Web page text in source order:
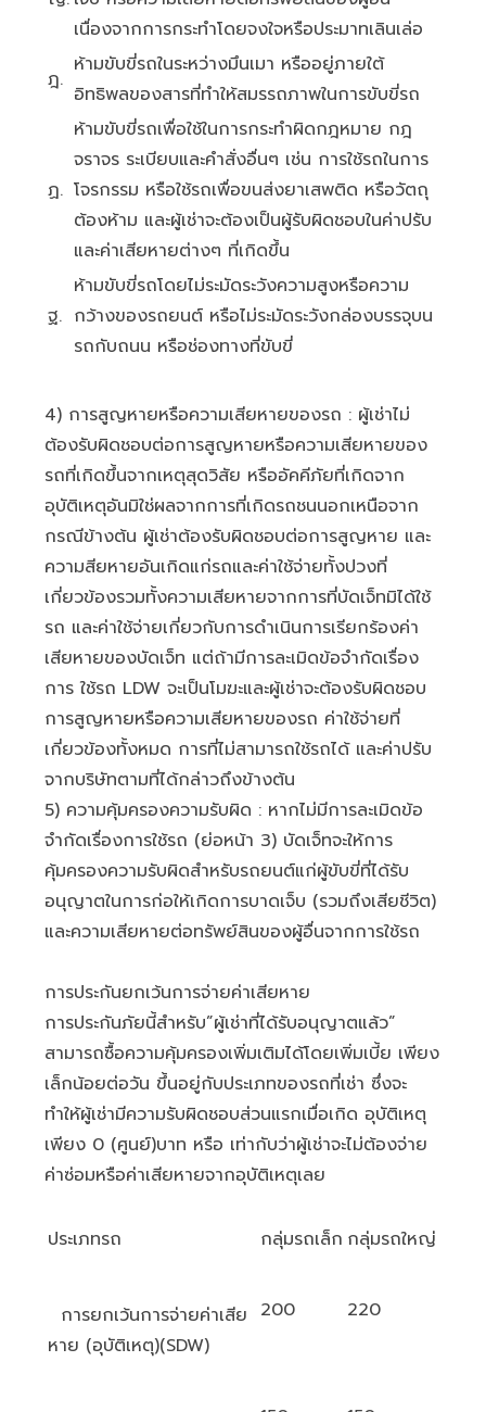
เนื่องจากการกระทำโดยจงใจหรือประมาทเลินเล่อ
ฎ.
ห้ามขับขี่รถในระหว่างมึนเมา หรืออยู่ภายใต้
อิทธิพลของสารที่ทำให้สมรรถภาพในการขับขี่รถ
ฏ.
ห้ามขับขี่รถเพื่อใช้ในการกระทำผิดกฎหมาย กฎ
จราจร ระเบียบและคำสั่งอื่นๆ เช่น การใช้รถในการ
โจรกรรม หรือใช้รถเพื่อขนส่งยาเสพติด หรือวัตถุ
ต้องห้าม และผู้เช่าจะต้องเป็นผู้รับผิดชอบในค่าปรับ
และค่าเสียหายต่างๆ ที่เกิดขึ้น
ฐ.
ห้ามขับขี่รถโดยไม่ระมัดระวังความสูงหรือความ
กว้างของรถยนต์ หรือไม่ระมัดระวังกล่องบรรจุบน
รถกับถนน หรือช่องทางที่ขับขี่
4) การสูญหายหรือความเสียหายของรถ : ผู้เช่าไม่
ต้องรับผิดชอบต่อการสูญหายหรือความเสียหายของ
รถที่เกิดขึ้นจากเหตุสุดวิสัย หรืออัคคีภัยที่เกิดจาก
อุบัติเหตุอันมิใช่ผลจากการที่เกิดรถชนนอกเหนือจาก
กรณีข้างต้น ผู้เช่าต้องรับผิดชอบต่อการสูญหาย และ
ความสียหายอันเกิดแก่รถและค่าใช้จ่ายทั้งปวงที่
เกี่ยวข้องรวมทั้งความเสียหายจากการที่บัดเจ็ทมิได้ใช้
รถ และค่าใช้จ่ายเกี่ยวกับการดำเนินการเรียกร้องค่า
เสียหายของบัดเจ็ท แต่ถ้ามีการละเมิดข้อจำกัดเรื่อง
การ ใช้รถ LDW จะเป็นโมฆะและผู้เช่าจะต้องรับผิดชอบ
การสูญหายหรือความเสียหายของรถ ค่าใช้จ่ายที่
เกี่ยวข้องทั้งหมด การที่ไม่สามารถใช้รถได้ และค่าปรับ
จากบริษัทตามที่ได้กล่าวถึงข้างต้น
5) ความคุ้มครองความรับผิด : หากไม่มีการละเมิดข้อ
จำกัดเรื่องการใช้รถ (ย่อหน้า 3) บัดเจ็ทจะให้การ
คุ้มครองความรับผิดสำหรับรถยนต์แก่ผู้ขับขี่ที่ได้รับ
อนุญาตในการก่อให้เกิดการบาดเจ็บ (รวมถึงเสียชีวิต)
และความเสียหายต่อทรัพย์สินของผู้อื่นจากการใช้รถ
การประกันยกเว้นการจ่ายค่าเสียหาย
การประกันภัยนี้สำหรับ”ผู้เช่าที่ได้รับอนุญาตแล้ว”
สามารถซื้อความคุ้มครองเพิ่มเติมได้โดยเพิ่มเบี้ย เพียง
เล็กน้อยต่อวัน ขึ้นอยู่กับประเภทของรถที่เช่า ซึ่งจะ
ทำให้ผู้เช่ามีความรับผิดชอบส่วนแรกเมื่อเกิด อุบัติเหตุ
เพียง 0 (ศูนย์)บาท หรือ เท่ากับว่าผู้เช่าจะไม่ต้องจ่าย
ค่าซ่อมหรือค่าเสียหายจากอุบัติเหตุเลย
ประเภทรถ กลุ่มรถเล็ก กลุ่มรถใหญ่
การยกเว้นการจ่ายค่าเสีย
หาย (อุบัติเหตุ)(SDW)
200 220